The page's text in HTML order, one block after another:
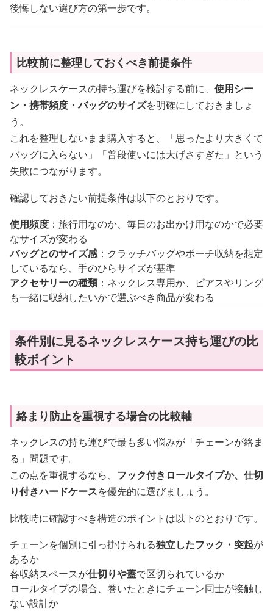
後悔しない選び方の第一歩です。
比較前に整理しておくべき前提条件
ネックレスケースの持ち運びを検討する前に、 使用シー
ン・携帯頻度・バッグのサイズを明確にしておきましょ
う。
これを整理しないまま購入すると、「思ったより大きくて
バッグに入らない」「普段使いには大げさすぎた」という
失敗につながります。
確認しておきたい前提条件は以下のとおりです。
使用頻度 ：旅行用なのか、毎日のお出かけ用なのかで必要
なサイズが変わる
バッグとのサイズ感：クラッチバッグやポーチ収納を想定
しているなら、手のひらサイズが基準
アクセサリーの種類：ネックレス専用か、ピアスやリング
も一緒に収納したいかで選ぶべき商品が変わる
条件別に見るネックレスケース持ち運びの比
較ポイント
絡まり防止を重視する場合の比較軸
ネックレスの持ち運びで最も多い悩みが「チェーンが絡ま
る」問題です。
この点を重視するなら、 フック付きロールタイプか、仕切
り付きハードケースを優先的に選びましょう。
比較時に確認すべき構造のポイントは以下のとおりです。
チェーンを個別に引っ掛けられる独立したフック・突起が
あるか
各収納スペースが仕切りや蓋で区切られているか
ロールタイプの場合、巻いたときにチェーン同士が接触し
ない設計か